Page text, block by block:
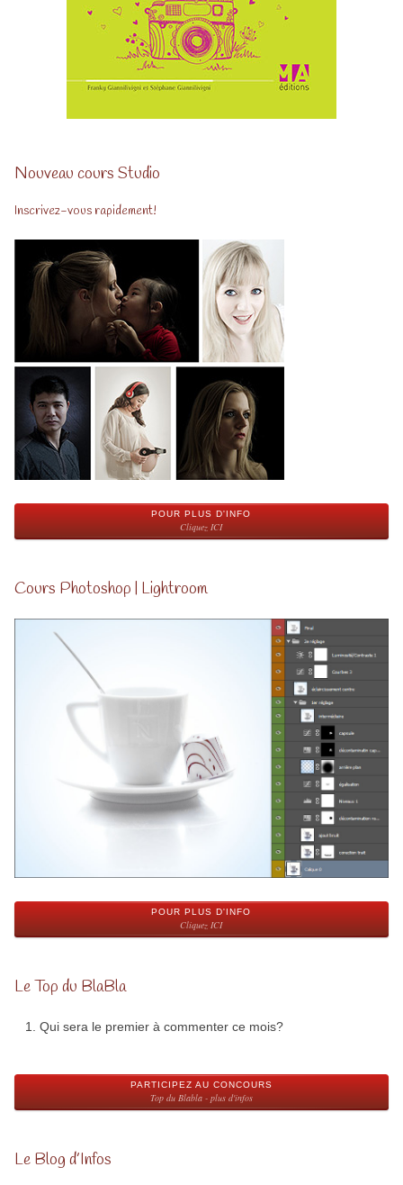
Nouveau cours Studio
Inscrivez-vous rapidement!
POUR PLUS D'INFO
Cliquez ICI
Cours Photoshop | Lightroom
POUR PLUS D'INFO
Cliquez ICI
Le Top du BlaBla
Qui sera le premier à commenter ce mois?
PARTICIPEZ AU CONCOURS
Top du Blabla - plus d'infos
Le Blog d’Infos